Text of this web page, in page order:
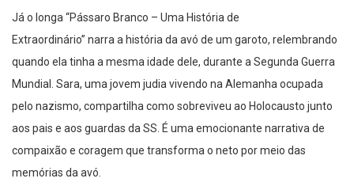
Já o longa “Pássaro Branco – Uma História de
Extraordinário” narra a história da avó de um garoto, relembrando
quando ela tinha a mesma idade dele, durante a Segunda Guerra
Mundial. Sara, uma jovem judia vivendo na Alemanha ocupada
pelo nazismo, compartilha como sobreviveu ao Holocausto junto
aos pais e aos guardas da SS. É uma emocionante narrativa de
compaixão e coragem que transforma o neto por meio das
memórias da avó.